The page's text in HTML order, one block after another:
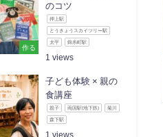
作る
のコツ
押上駅
とうきょうスカイツリー駅
太平 錦糸町駅
1
子ども体験 × 親の
食講座
親子 両国駅(地下鉄) 菊川
森下駅
1